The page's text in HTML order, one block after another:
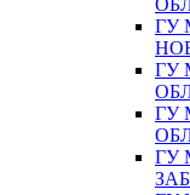
ГУ
ГУ
ГУ
ГУ